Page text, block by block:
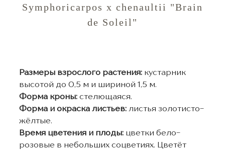
Symphoricarpos x chenaultii "Brain
de Soleil"
Размеры взрослого растения:кустарник
высотой до 0,5 м и шириной 1,5 м.
Форма кроны: стелющаяся.
Форма и окраска листьев:листья золотисто-
жёлтые.
Время цветения и плоды:цветки бело-
розовые в небольших соцветиях. Цветёт